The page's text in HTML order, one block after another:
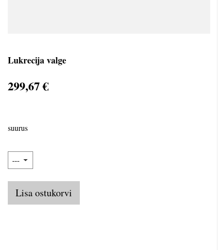
Lukrecija valge
299,67 €
suurus
Lisa ostukorvi